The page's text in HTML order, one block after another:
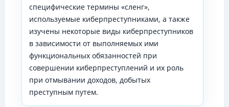
специфические термины «сленг»,
используемые киберпреступниками, а также
изучены некоторые виды киберпреступников
в зависимости от выполняемых ими
функциональных обязанностей при
совершении киберпреступлений и их роль
при отмывании доходов, добытых
преступным путем.